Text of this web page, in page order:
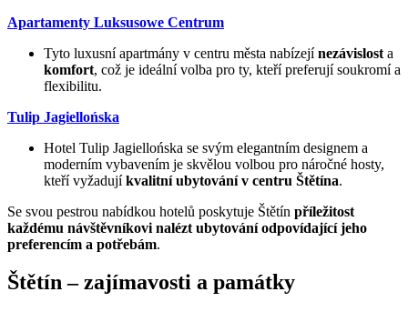
Apartamenty Luksusowe Centrum
Tyto luxusní apartmány v centru města nabízejínezávislost a
komfort, což je ideální volba pro ty, kteří preferují soukromí a
flexibilitu.
Tulip Jagiellońska
Hotel Tulip Jagiellońska se svým elegantním designem a
moderním vybavením je skvělou volbou pro náročné hosty,
kteří vyžadujíkvalitní ubytování v centru Štětína.
Se svou pestrou nabídkou hotelů poskytuje Štětín příležitost
každému návštěvníkovi nalézt ubytování odpovídající jeho
preferencím a potřebám.
Štětín – zajímavosti a památky